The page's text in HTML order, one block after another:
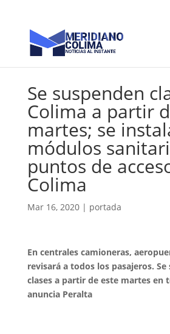
Se suspenden
Colima a partir
martes; se
módulos
puntos de
Colima
Mar 16, 2020| portada
En centrales camioneras,
revisará a todos los pasajeros. Se
clases a partir de este martes en
anuncia Peralta